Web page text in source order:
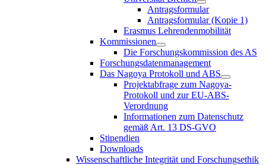
Antragsformular
Antragsformular (Kopie 1)
Erasmus Lehrendenmobilität
Kommissionen
Die Forschungskommission des AS
Forschungsdatenmanagement
Das Nagoya Protokoll und ABS
Projektabfrage zum Nagoya-
Protokoll und zur EU-ABS-
Verordnung
Informationen zum Datenschutz
gemäß Art. 13 DS-GVO
Stipendien
Downloads
Wissenschaftliche Integrität und Forschungsethik